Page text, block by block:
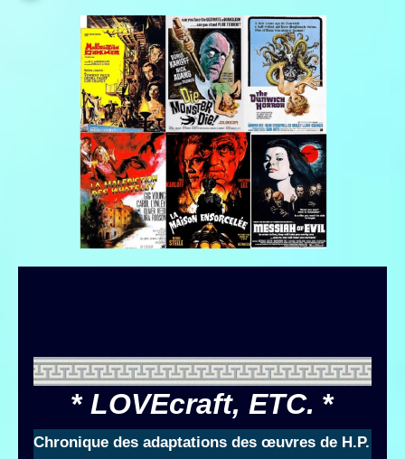
* LOVEcraft, ETC. *
Chronique des adaptations des œuvres de H.P.